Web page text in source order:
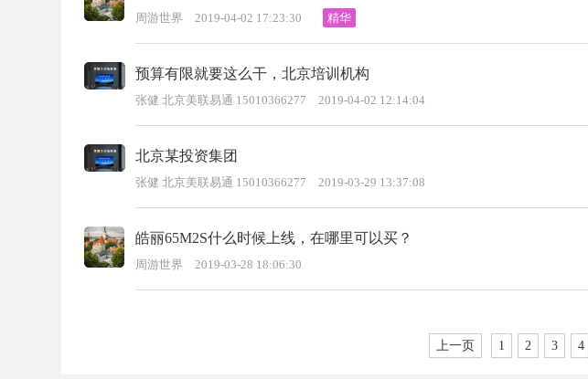
周游世界 2019-04-02 17:23:30 精华
预算有限就要这么干，北京培训机构
张健 北京美联易通 15010366277 2019-04-02 12:14:04
北京某投资集团
张健 北京美联易通 15010366277 2019-03-29 13:37:08
皓丽65M2S什么时候上线，在哪里可以买？
周游世界 2019-03-28 18:06:30
上一页 1 2 3 4